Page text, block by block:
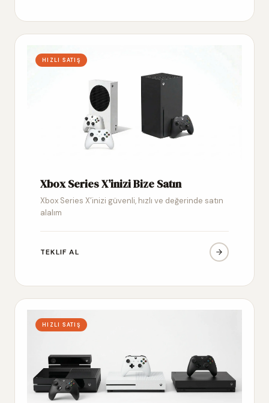
HIZLI SATIŞ
Xbox Series X’inizi Bize Satın
Xbox Series X’inizi güvenli, hızlı ve değerinde satın
alalım
TEKLIF AL
HIZLI SATIŞ